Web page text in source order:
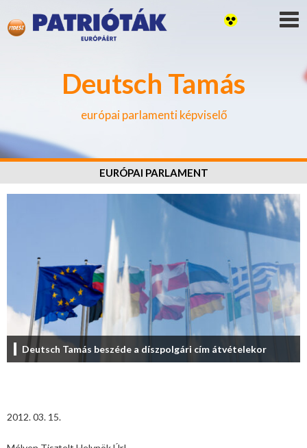
Deutsch Tamás
európai parlamenti képviselő
EURÓPAI PARLAMENT
Deutsch Tamás beszéde a díszpolgári cím átvételekor
2012. 03. 15.